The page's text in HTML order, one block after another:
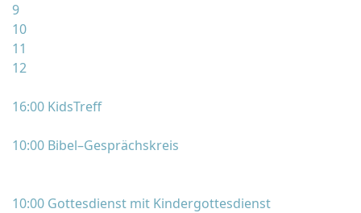
9
10
11
12
16:00 KidsTreff
10:00 Bibel–Gesprächskreis
10:00 Gottesdienst mit Kindergottesdienst